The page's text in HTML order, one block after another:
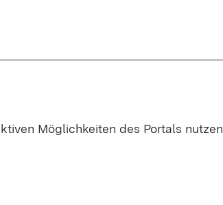
Möglichkeiten des Portals nutzen